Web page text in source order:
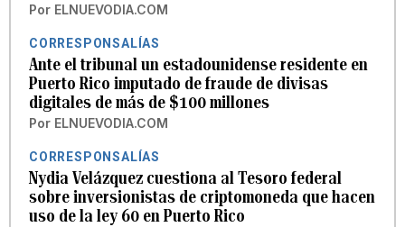
Por ELNUEVODIA.COM
CORRESPONSALÍAS
Ante el tribunal un estadounidense residente en
Puerto Rico imputado de fraude de divisas
digitales de más de $100 millones
Por ELNUEVODIA.COM
CORRESPONSALÍAS
Nydia Velázquez cuestiona al Tesoro federal
sobre inversionistas de criptomoneda que hacen
uso de la ley 60 en Puerto Rico